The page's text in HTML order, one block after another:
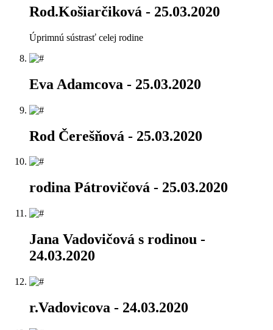
Rod.Košiarčiková - 25.03.2020
Úprimnú sústrasť celej rodine
Eva Adamcova - 25.03.2020
Rod Čerešňová - 25.03.2020
rodina Pátrovičová - 25.03.2020
Jana Vadovičová s rodinou -
24.03.2020
r.Vadovicova - 24.03.2020